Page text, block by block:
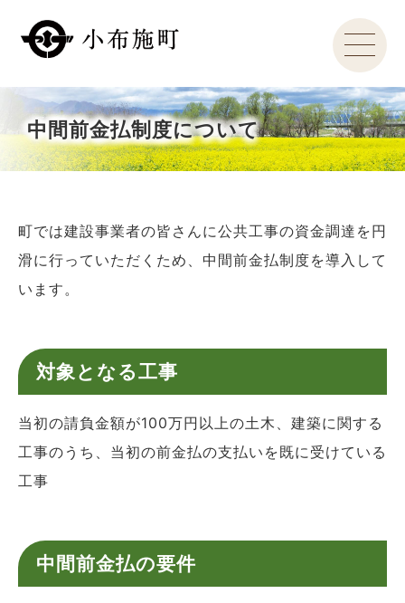
中間前金払制度について
町では建設事業者の皆さんに公共工事の資金調達を円
滑に行っていただくため、中間前金払制度を導入して
います。
対象となる工事
当初の請負金額が100万円以上の土木、建築に関する
工事のうち、当初の前金払の支払いを既に受けている
工事
中間前金払の要件